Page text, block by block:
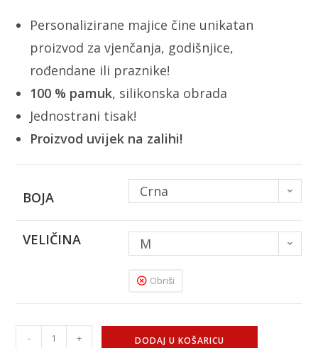
Personalizirane majice čine unikatan
proizvod za vjenčanja, godišnjice,
rođendane ili praznike!
100 % pamuk, silikonska obrada
Jednostrani tisak!
Proizvod uvijek na zalihi!
BOJA Crna
VELIČINA M
Obriši
- + DODAJ U KOŠARICU